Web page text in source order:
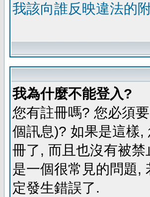
我該向誰反映違法的
我為什麼不能登入?
您有註冊嗎? 您必須
個訊息)? 如果是這樣,
冊了, 而且也沒有被
是一個很常見的問題,
定發生錯誤了.